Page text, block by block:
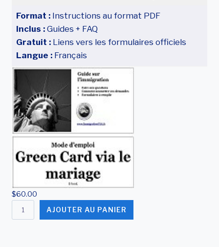
Format :Instructions au format PDF
Inclus :Guides + FAQ
Gratuit :Liens vers les formulaires officiels
Langue :Français
$60.00
u
AJOUTER AU PANIER